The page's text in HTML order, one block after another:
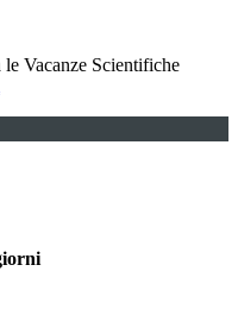
Vacanze Scientifiche